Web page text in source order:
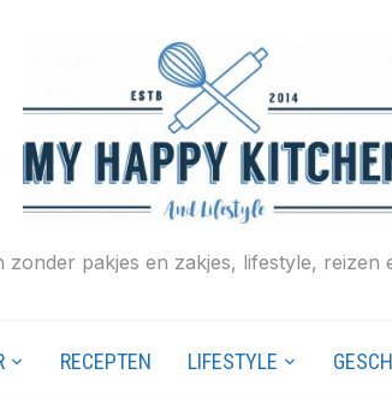
zonder pakjes en zakjes, lifestyle, reizen
RECEPTEN LIFESTYLE